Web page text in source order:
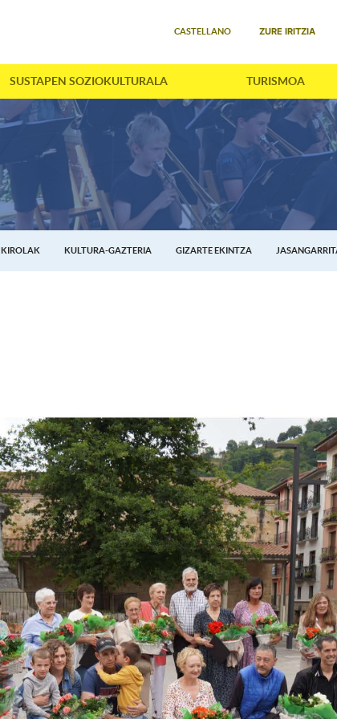
CASTELLANO ZURE IRITZIA
SUSTAPEN SOZIOKULTURALA TURISMOA
KIROLAK KULTURA-GAZTERIA GIZARTE EKINTZA